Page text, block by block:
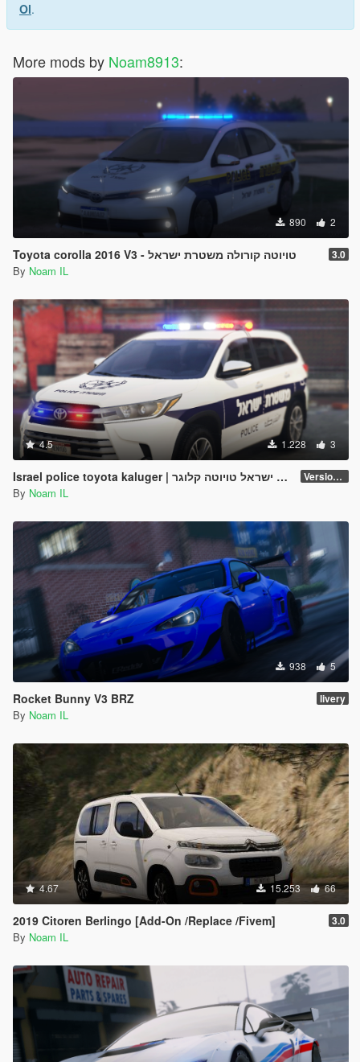
Ol.
More mods by Noam8913:
890 2
Toyota corolla 2016 V3 - טויוטה קורולה משטרת ישראל 3.0
By Noam IL
4.5 1.228 3
Israel police toyota kaluger | ניידת ישראל טויוטה קלוגר | PJ Version 1
By Noam IL
938 5
Rocket Bunny V3 BRZ livery
By Noam IL
4.67 15.253 66
2019 Citoren Berlingo [Add-On /Replace /Fivem] 3.0
By Noam IL